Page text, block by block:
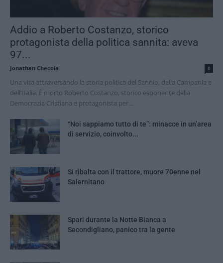
Addio a Roberto Costanzo, storico
protagonista della politica sannita: aveva
97...
Jonathan Checola 0
Una vita attraversando la storia politica del Sannio, della Campania e
dell’Italia. È morto Roberto Costanzo, storico esponente della
Democrazia Cristiana e protagonista per...
“Noi sappiamo tutto di te”: minacce in un’area
di servizio, coinvolto...
Si ribalta con il trattore, muore 70enne nel
Salernitano
Spari durante la Notte Bianca a
Secondigliano, panico tra la gente